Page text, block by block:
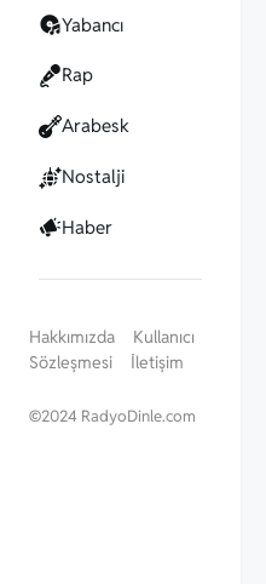
Yabancı
Rap
Arabesk
Nostalji
Haber
Hakkımızda
Kullanıcı
Sözleşmesi
İletişim
©2024 RadyoDinle.com